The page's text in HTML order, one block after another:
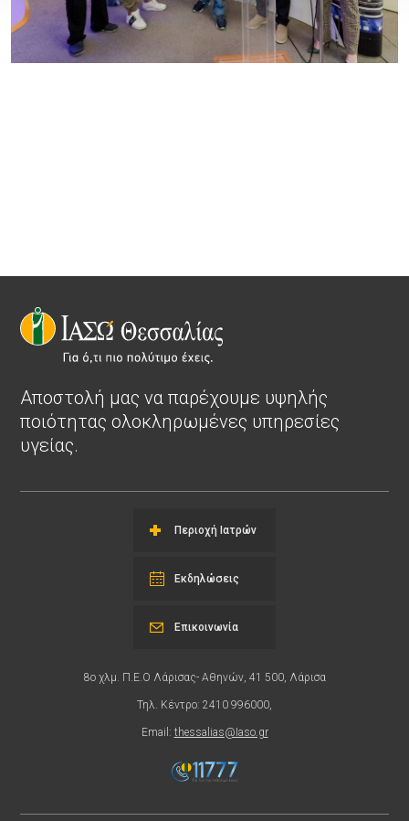
Αποστολή μας να παρέχουμε υψηλής
ποιότητας ολοκληρωμένες υπηρεσίες
υγείας.
Περιοχή Ιατρών
Εκδηλώσεις
8ο χλμ. Π.Ε.Ο Λάρισας- Αθηνών, 41 500, Λάρισα
Τηλ. Κέντρο: 2410 996000,
Email: thessalias@Iaso.gr
Επικοινωνία